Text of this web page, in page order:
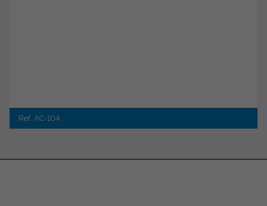
Ref. AC-104